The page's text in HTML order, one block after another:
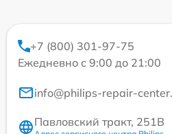
+7 (800) 301-97-75
Ежедневно с 9:00 до 21:00
info@philips-repair-
Павловский тракт, 251В